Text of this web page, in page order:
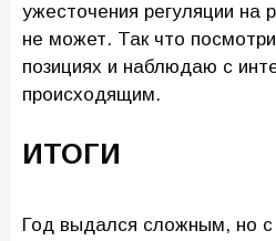
ужесточения регуляции на
не может. Так что
позициях и наблюдаю с
происходящим.
ИТОГИ
Год выдался сложным, но с